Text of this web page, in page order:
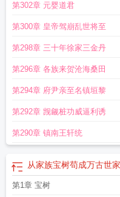
第302章 元婴道君
第300章 皇帝驾崩乱世将至
第298章 三十年徐家三金丹
第296章 各族来贺沧海桑田
第294章 府尹亲至名镇垣黎
第292章 觊觎桩功威逼利诱
第290章 镇南王轩统
从家族宝树苟成万古世
第1章 宝树